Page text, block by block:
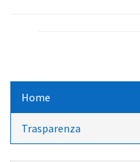
Home
Trasparenza